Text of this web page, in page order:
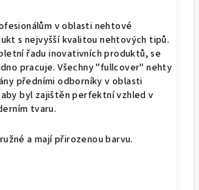
v oblasti nehtové
s nejvyšší kvalitou nehtových tipů.
řadu inovativních produktů, se
pracuje. Všechny "fullcover" nehty
předními odborníky v oblasti
byl zajištěn perfektní vzhled v
tvaru.
a mají přirozenou barvu.